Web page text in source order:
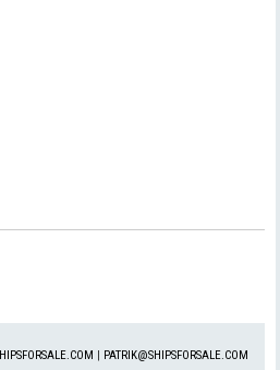
PATRIK@SHIPSFORSALE.COM